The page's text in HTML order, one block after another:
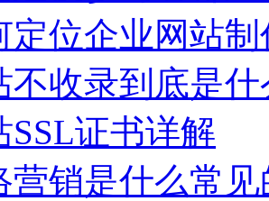
定位企业网站
不收录到底是
SSL证书详解
营销是什么常